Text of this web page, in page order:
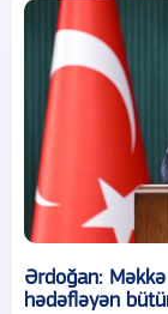
Ərdoğan:
hədəfləyən